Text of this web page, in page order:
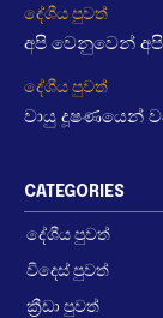
දේශීය පුවත්
අපි වෙනුවෙන් අපි
දේශීය පුවත්
වායු දූෂණයෙන්
CATEGORIES
දේශීය පුවත්
විදෙස් පුවත්
ක්‍රීඩා පුවත්